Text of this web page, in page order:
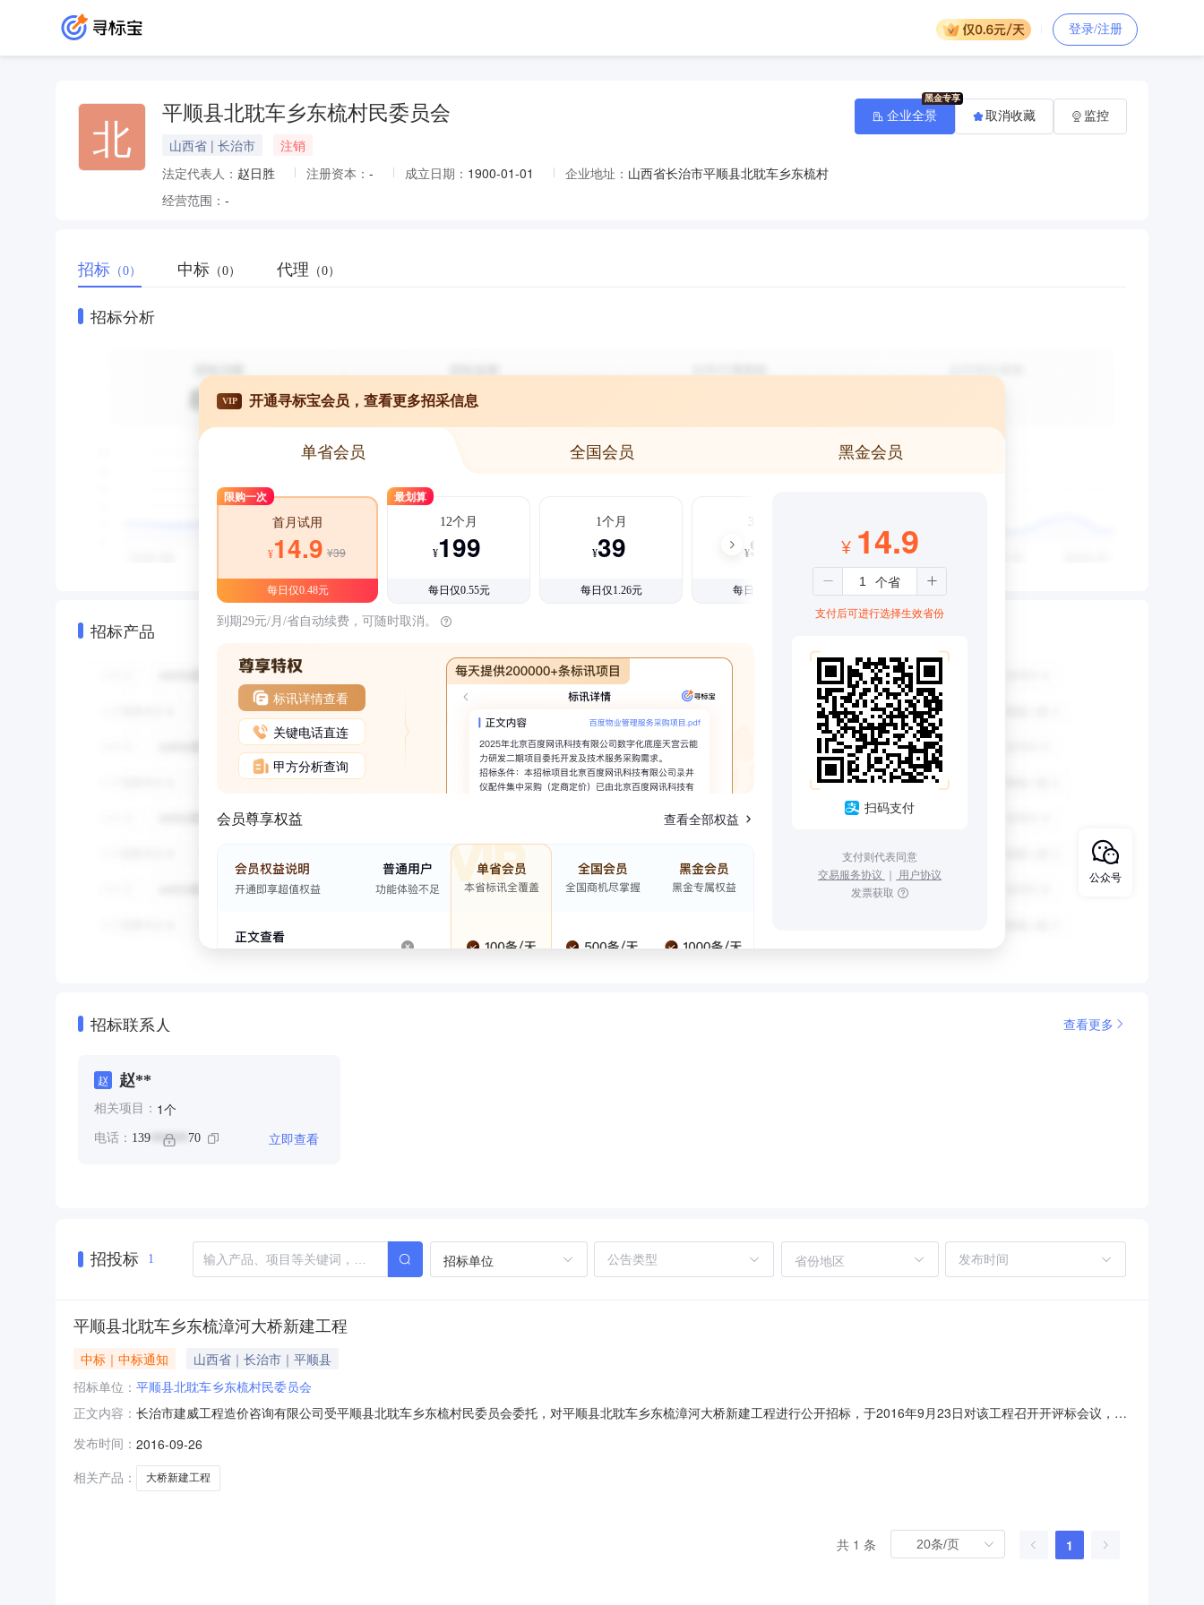
登录/注册
北 平顺县北耽车乡东梳村民委员会
山西省 | 长治市
注销
法定代表人： 赵日胜 注册资本： - 成立日期： 1900-01-01 企业地址： 山西省长治市平顺县北耽车乡东梳村
经营范围： -
企业全景 取消收藏 监控
招标 （0） 中标 （0） 代理 （0）
招标分析
招标产品
VIP 开通寻标宝会员，查看更多招采信息
单省会员 全国会员 黑金会员
限购一次
首月试用
¥14.9 ¥39
每日仅0.48元
最划算
12个月
¥199
每日仅0.55元
1个月
¥39
每日仅1.26元
3个月
¥99
每日仅1.08元
到期29元/月/省自动续费，可随时取消。
标讯详情查看
关键电话直连
甲方分析查询
会员尊享权益 查看全部权益
¥ 14.9
支付后可进行选择生效省份
扫码支付
支付则代表同意
交易服务协议 ｜ 用户协议
发票获取
招标联系人 查看更多
赵 赵**
相关项目： 1个
电话： 139 ****** 70 立即查看
招投标 1 招标单位 省份地区
平顺县北耽车乡东梳漳河大桥新建工程
中标｜中标通知
山西省｜长治市｜平顺县
招标单位： 平顺县北耽车乡东梳村民委员会
正文内容： 长治市建威工程造价咨询有限公司受平顺县北耽车乡东梳村民委员会委托，对平顺县北耽车乡东梳漳河大桥新建工程进行公开招标，于2016年9月23日对该工程召开开评标会议，经
股份有限公司招标人：平顺县北耽车乡东梳村民委员会联系人：赵书记电话：13935586270招标代理机构：长治市建威工程造价咨询有限公司联系人：李丽电话：03558568868
发布时间： 2016-09-26
相关产品：
大桥新建工程
共 1 条 1
公众号